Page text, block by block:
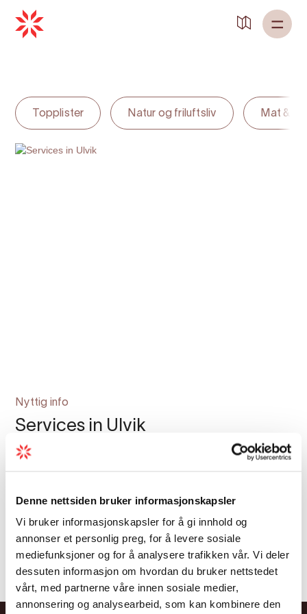
Denne nettsiden bruker informasjonskapsler
Vi bruker informasjonskapsler for å gi innhold og
annonser et personlig preg, for å levere sosiale
mediefunksjoner og for å analysere trafikken vår. Vi deler
dessuten informasjon om hvordan du bruker nettstedet
vårt, med partnerne våre innen sosiale medier,
annonsering og analysearbeid, som kan kombinere den
Topplister Natur og friluftsliv Mat &
Nyttig info
Services in Ulvik
During your stay in Ulvik, you might just need
down, or you’re in need of medical
assistance? Check this list for various services
Ulvik has to offer.